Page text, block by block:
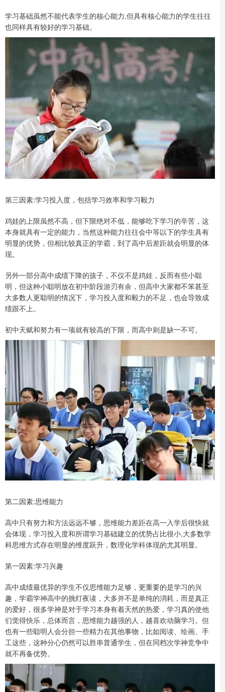
学习基础虽然不能代表学生的核心能力,但具有核心能力的学生往往
也同样具有较好的学习基础。
第三因素:学习投入度，包括学习效率和学习毅力
鸡娃的上限虽然不高，但下限绝对不低，能够吃下学习的辛苦，这
本身就具有一定的能力，当然这种能力往往会中等以下的学生具有
明显的优势，但相比较真正的学霸，到了高中后差距就会明显的体
现。
另外一部分高中成绩下降的孩子，不仅不是鸡娃，反而有些小聪
明，但这种小聪明放在初中阶段游刃有余，但高中大家都不笨甚至
大多数人更聪明的情况下，学习投入度和毅力的不足，也会导致成
绩跟不上。
初中天赋和努力有一项就有较高的下限，而高中则是缺一不可。
第二因素:思维能力
高中只有努力和方法远远不够，思维能力差距在高一入学后很快就
会体现，学习投入度和所谓学习基础建立的优势占比很小,大多数学
科思维方式存在明显的维度跃升，数理化学科体现的尤其明显。
第一因素:学习兴趣
高中成绩最优异的学生不仅思维能力足够，更重要的是学习的兴
趣，学霸学神高中的挑灯夜读，大多并不是单纯的消耗，而是真正
的爱好，很多学神是对于学习本身有着天然的热爱，学习真的使他
们觉得快乐，总体而言，思维能力越强的人，越喜欢动脑学习。但
也有一些聪明人会分担一些精力在其他事物，比如阅读、绘画、手
工这些，这种分心仍然可以胜串普通学生，但在同档次学神竞争中
就不再备优势。